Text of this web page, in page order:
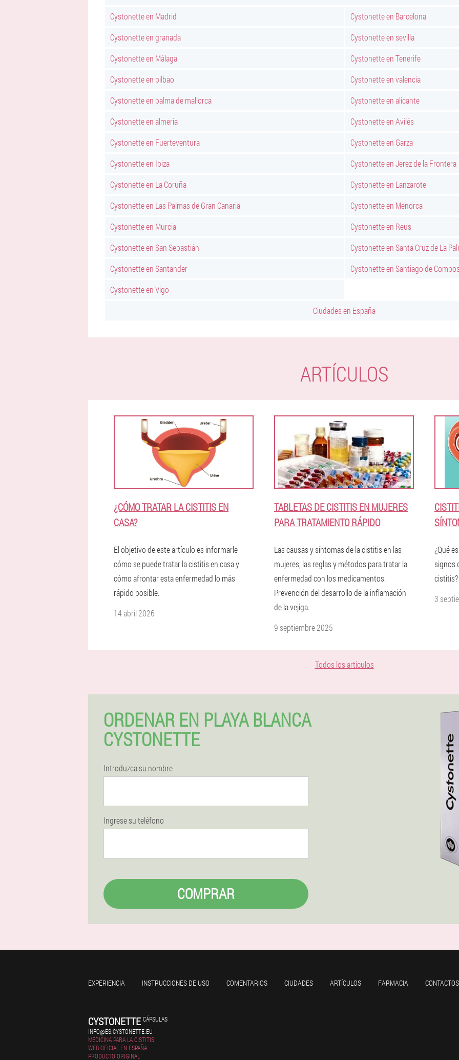
Cystonette en Madrid
Cystonette en Barcelona
Cystonette en granada
Cystonette en sevilla
Cystonette en Málaga
Cystonette en Tenerife
Cystonette en bilbao
Cystonette en valencia
Cystonette en palma de mallorca
Cystonette en alicante
Cystonette en almeria
Cystonette en Avilés
Cystonette en Fuerteventura
Cystonette en Garza
Cystonette en Ibiza
Cystonette en Jerez de la Frontera
Cystonette en La Coruña
Cystonette en Lanzarote
Cystonette en Las Palmas de Gran Canaria
Cystonette en Menorca
Cystonette en Murcia
Cystonette en Reus
Cystonette en San Sebastián
Cystonette en Santa Cruz de La
Cystonette en Santander
Cystonette en Santiago de
Cystonette en Vigo
Ciudades en España
ARTÍCULOS
¿CÓMO TRATAR LA CISTITIS EN
CASA?
El objetivo de este artículo es informarle
cómo se puede tratar la cistitis en casa y
cómo afrontar esta enfermedad lo más
rápido posible.
14 abril 2026
TABLETAS DE CISTITIS EN MUJERES
PARA TRATAMIENTO RÁPIDO
Las causas y síntomas de la cistitis en las
mujeres, las reglas y métodos para tratar la
enfermedad con los medicamentos.
Prevención del desarrollo de la inflamación
de la vejiga.
9 septiembre 2025
¿Qué
signos
3
Todos los artículos
ORDENAR EN PLAYA BLANCA
CYSTONETTE
Introduzca su nombre
Ingrese su teléfono
COMPRAR
EXPERIENCIA INSTRUCCIONES DE USO COMENTARIOS CIUDADES ARTÍCULOS FARMACIA CONTACTOS
CYSTONETTE CÁPSULAS
INFO@ES.CYSTONETTE.EU
MEDICINA PARA LA CISTITIS
WEB OFICIAL EN ESPAÑA
PRODUCTO ORIGINAL